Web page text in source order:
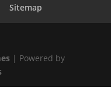
Sitemap
| Powered by